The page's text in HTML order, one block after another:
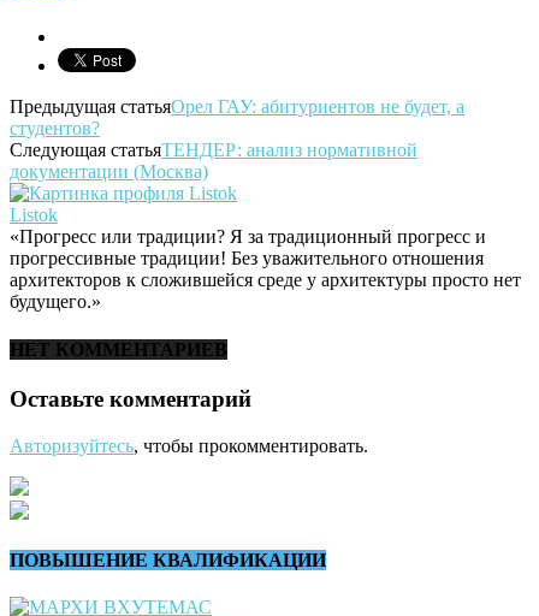
Предыдущая статьяОрел ГАУ: абитуриентов не будет, а
студентов?
Следующая статьяТЕНДЕР: анализ нормативной
документации (Москва)
Listok
«Прогресс или традиции? Я за традиционный прогресс и
прогрессивные традиции! Без уважительного отношения
архитекторов к сложившейся среде у архитектуры просто нет
будущего.»
НЕТ КОММЕНТАРИЕВ
Оставьте комментарий
Авторизуйтесь, чтобы прокомментировать.
ПОВЫШЕНИЕ КВАЛИФИКАЦИИ